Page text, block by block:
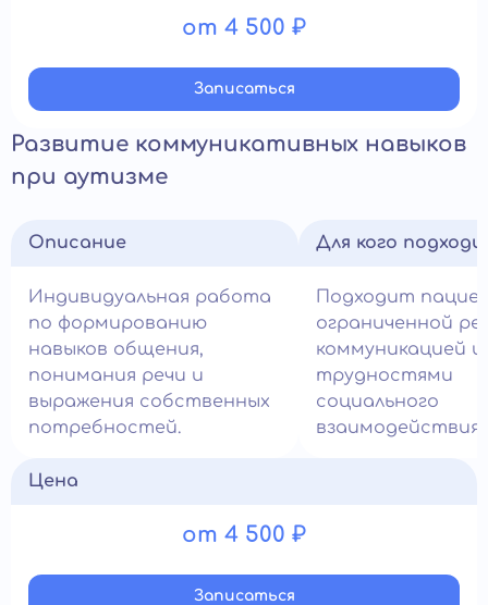
от 4 500 ₽
Записатьcя
Развитие коммуникативных навыков
при аутизме
Описание
Индивидуальная работа
по формированию
навыков общения,
понимания речи и
выражения собственных
потребностей.
Для кого
Подходит
ограниченной
коммуникацией и
трудностями
социального
взаимодействия.
Цена
от 4 500 ₽
Записатьcя